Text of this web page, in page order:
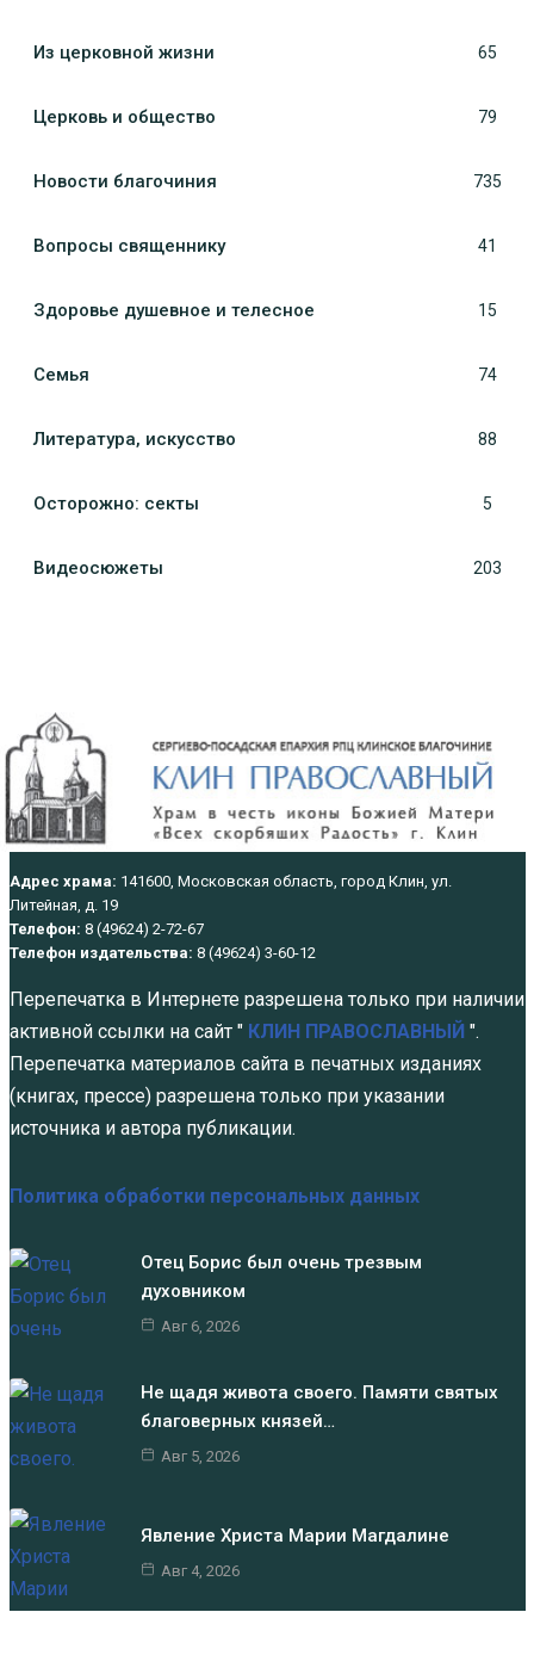
Из церковной жизни 65
Церковь и общество 79
Новости благочиния 735
Вопросы священнику 41
Здоровье душевное и телесное 15
Семья 74
Литература, искуcство 88
Осторожно: секты 5
Видеосюжеты 203
Адрес храма: 141600, Московская область, город Клин, ул.
Литейная, д. 19
Телефон: 8 (49624) 2-72-67
Телефон издательства: 8 (49624) 3-60-12
Перепечатка в Интернете разрешена только при наличии
активной ссылки на сайт " КЛИН ПРАВОСЛАВНЫЙ ".
Перепечатка материалов сайта в печатных изданиях
(книгах, прессе) разрешена только при указании
источника и автора публикации.
Политика обработки персональных данных
Отец Борис был очень трезвым
духовником
Авг 6, 2026
Не щадя живота своего. Памяти святых
благоверных князей…
Авг 5, 2026
Явление Христа Марии Магдалине
Авг 4, 2026